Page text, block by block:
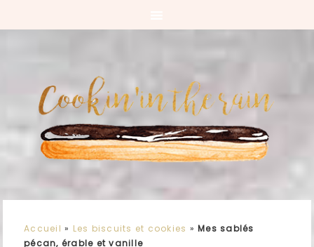
Accueil » Les biscuits et cookies » Mes sablés
pécan, érable et vanille